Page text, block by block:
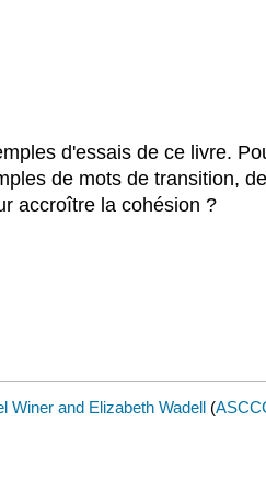
d'essais de ce livre.
de mots de transition,
accroître la cohésion ?
Winer and Elizabeth Wadell (